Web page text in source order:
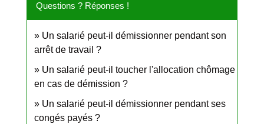
Questions ? Réponses !
Un salarié peut-il démissionner pendant son
arrêt de travail ?
Un salarié peut-il toucher l'allocation chômage
en cas de démission ?
Un salarié peut-il démissionner pendant ses
congés payés ?